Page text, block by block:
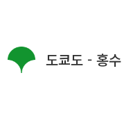
도쿄도 - 홍